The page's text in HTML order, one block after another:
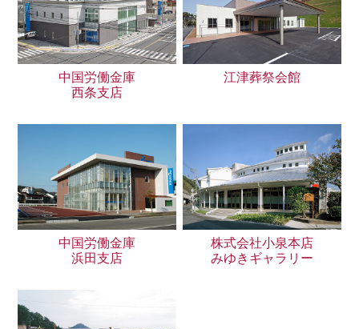
中国労働金庫
西条支店
江津葬祭会館
中国労働金庫
浜田支店
株式会社小泉本店
みゆきギャラリー